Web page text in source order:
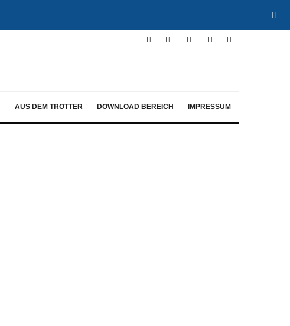
AUS DEM TROTTER DOWNLOAD BEREICH IMPRESSUM